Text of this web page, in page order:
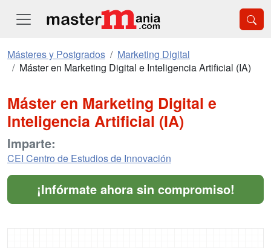
Másteres y Postgrados
Marketing Digital
Máster en Marketing Digital e Inteligencia Artificial (IA)
Máster en Marketing Digital e
Inteligencia Artificial (IA)
Imparte:
CEI Centro de Estudios de Innovación
¡Infórmate ahora sin compromiso!